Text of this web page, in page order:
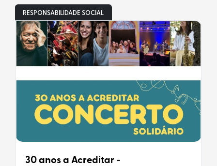
RESPONSABILIDADE SOCIAL
30 anos a Acreditar -